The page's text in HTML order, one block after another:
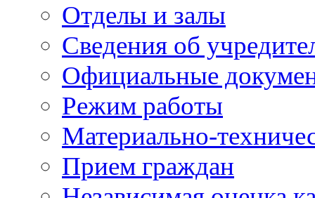
Отделы и залы
Сведения об
Официальные
Режим работы
Материально-
Прием граждан